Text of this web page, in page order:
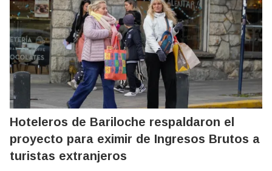
Hoteleros de Bariloche respaldaron el
proyecto para eximir de Ingresos Brutos a
turistas extranjeros